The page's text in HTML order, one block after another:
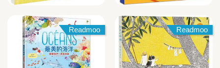
Readmoo Readmoo